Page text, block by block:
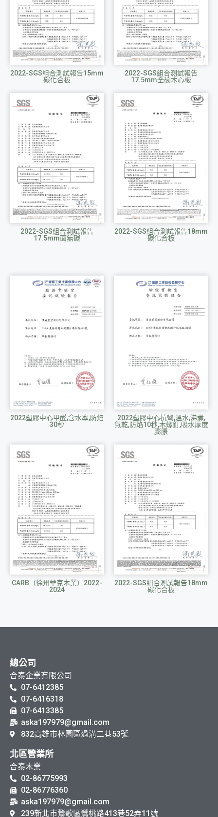
2022-SGS組合測試報告15mm
碳化合板
2022-SGS組合測試報告
17.5mm全碳木心板
2022-SGS組合測試報告
17.5mm面無碳
2022-SGS組合測試報告18mm
碳化合板
2022塑膠中心甲醛,含水率,防焰
30秒
2022塑膠中心抗彎,溫水,沸煮,
氣乾,防焰10秒,木螺釘,吸水厚度
膨脹
CARB（徐州華克木業）2022-
2024
2022-SGS組合測試報告18mm
碳化合板
總公司
合泰企業有限公司
07-6412385
07-6416318
07-6413385
aska197979@gmail.com
832高雄市林園區過溝二巷53號
北區營業所
合泰木業
02-86775993
02-86776360
aska197979@gmail.com
239新北市鶯歌區鶯桃路413巷52弄11號